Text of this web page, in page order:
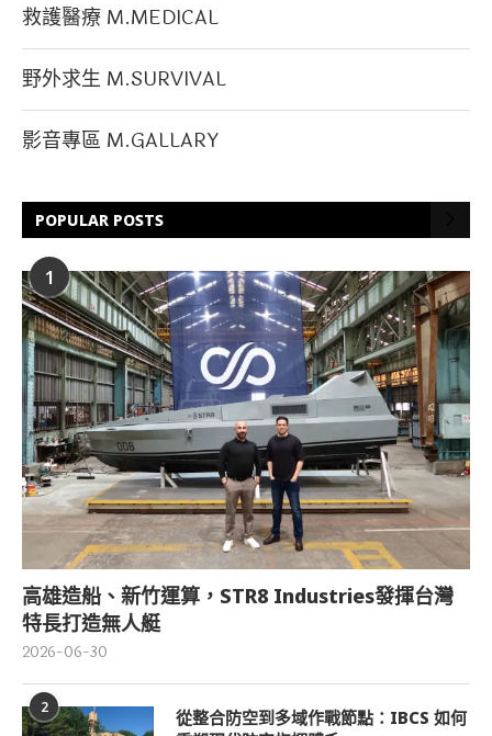
救護醫療 M.MEDICAL
野外求生 M.SURVIVAL
影音專區 M.GALLARY
POPULAR POSTS
1
高雄造船、新竹運算，STR8 Industries發揮台灣
特長打造無人艇
2026-06-30
2
從整合防空到多域作戰節點：IBCS 如何